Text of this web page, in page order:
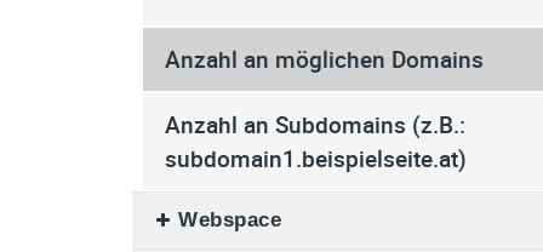
Anzahl an möglichen Domains
Anzahl an Subdomains (z.B.:
subdomain1.beispielseite.at)
Webspace